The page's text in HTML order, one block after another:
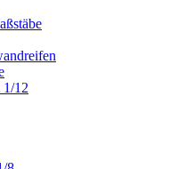
12